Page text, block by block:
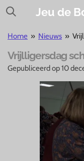
Ga
naar
hoofdinhoud
Jeu de
Home » Nieuws »
Vrijlligersdag
Gepubliceerd op 10